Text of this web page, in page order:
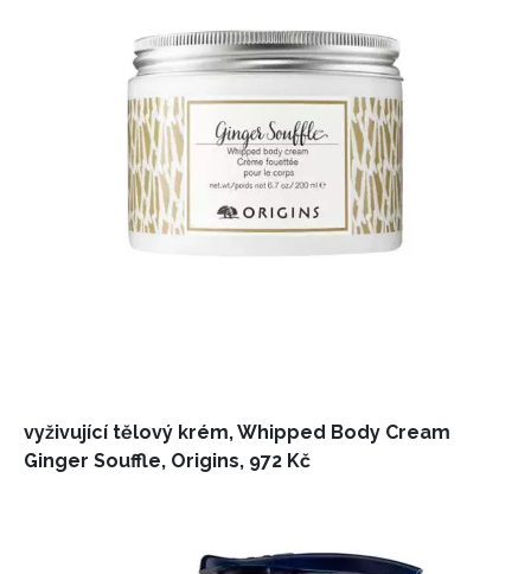
vyživující tělový krém, Whipped Body Cream
Ginger Souffle, Origins, 972 Kč